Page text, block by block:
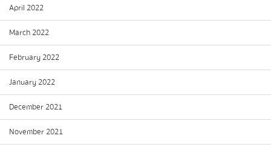
April 2022
March 2022
February 2022
January 2022
December 2021
November 2021